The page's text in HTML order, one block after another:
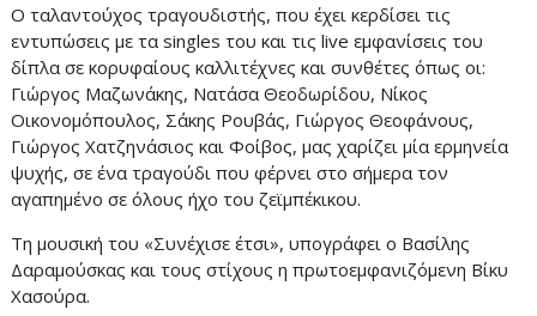
Ο ταλαντούχος τραγουδιστής, που έχει κερδίσει τις
εντυπώσεις με τα singles του και τις live εμφανίσεις του
δίπλα σε κορυφαίους καλλιτέχνες και συνθέτες όπως οι:
Γιώργος Μαζωνάκης, Νατάσα Θεοδωρίδου, Νίκος
Οικονομόπουλος, Σάκης Ρουβάς, Γιώργος Θεοφάνους,
Γιώργος Χατζηνάσιος και Φοίβος, μας χαρίζει μία ερμηνεία
ψυχής, σε ένα τραγούδι που φέρνει στο σήμερα τον
αγαπημένο σε όλους ήχο του ζεϊμπέκικου.
Τη μουσική του «Συνέχισε έτσι», υπογράφει ο Βασίλης
Δαραμούσκας και τους στίχους η πρωτοεμφανιζόμενη Βίκυ
Χασούρα.